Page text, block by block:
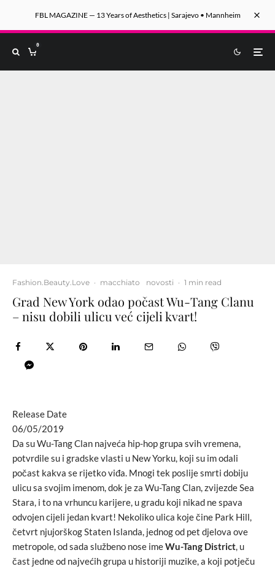
FBL MAGAZINE — 13 Years of Aesthetics | Sarajevo • Mannheim
0
Fashion.Beauty.Love · macchiato novosti · 1 min read
Grad New York odao počast Wu-Tang Clanu
– nisu dobili ulicu već cijeli kvart!
Release Date
06/05/2019
Da su Wu-Tang Clan najveća hip-hop grupa svih vremena,
potvrdile su i gradske vlasti u New Yorku, koji su im odali
počast kakva se rijetko viđa. Mnogi tek poslije smrti dobiju
ulicu sa svojim imenom, dok je za Wu-Tang Clan, zvijezde Sea
Stara, i to na vrhuncu karijere, u gradu koji nikad ne spava
odvojen cijeli jedan kvart! Nekoliko ulica koje čine Park Hill,
četvrt njujorškog Staten Islanda, jednog od pet djelova ove
metropole, od sada službeno nose imeWu-Tang District, u
čast jedne od najvećih grupa u historiji muzike, a koji potječu